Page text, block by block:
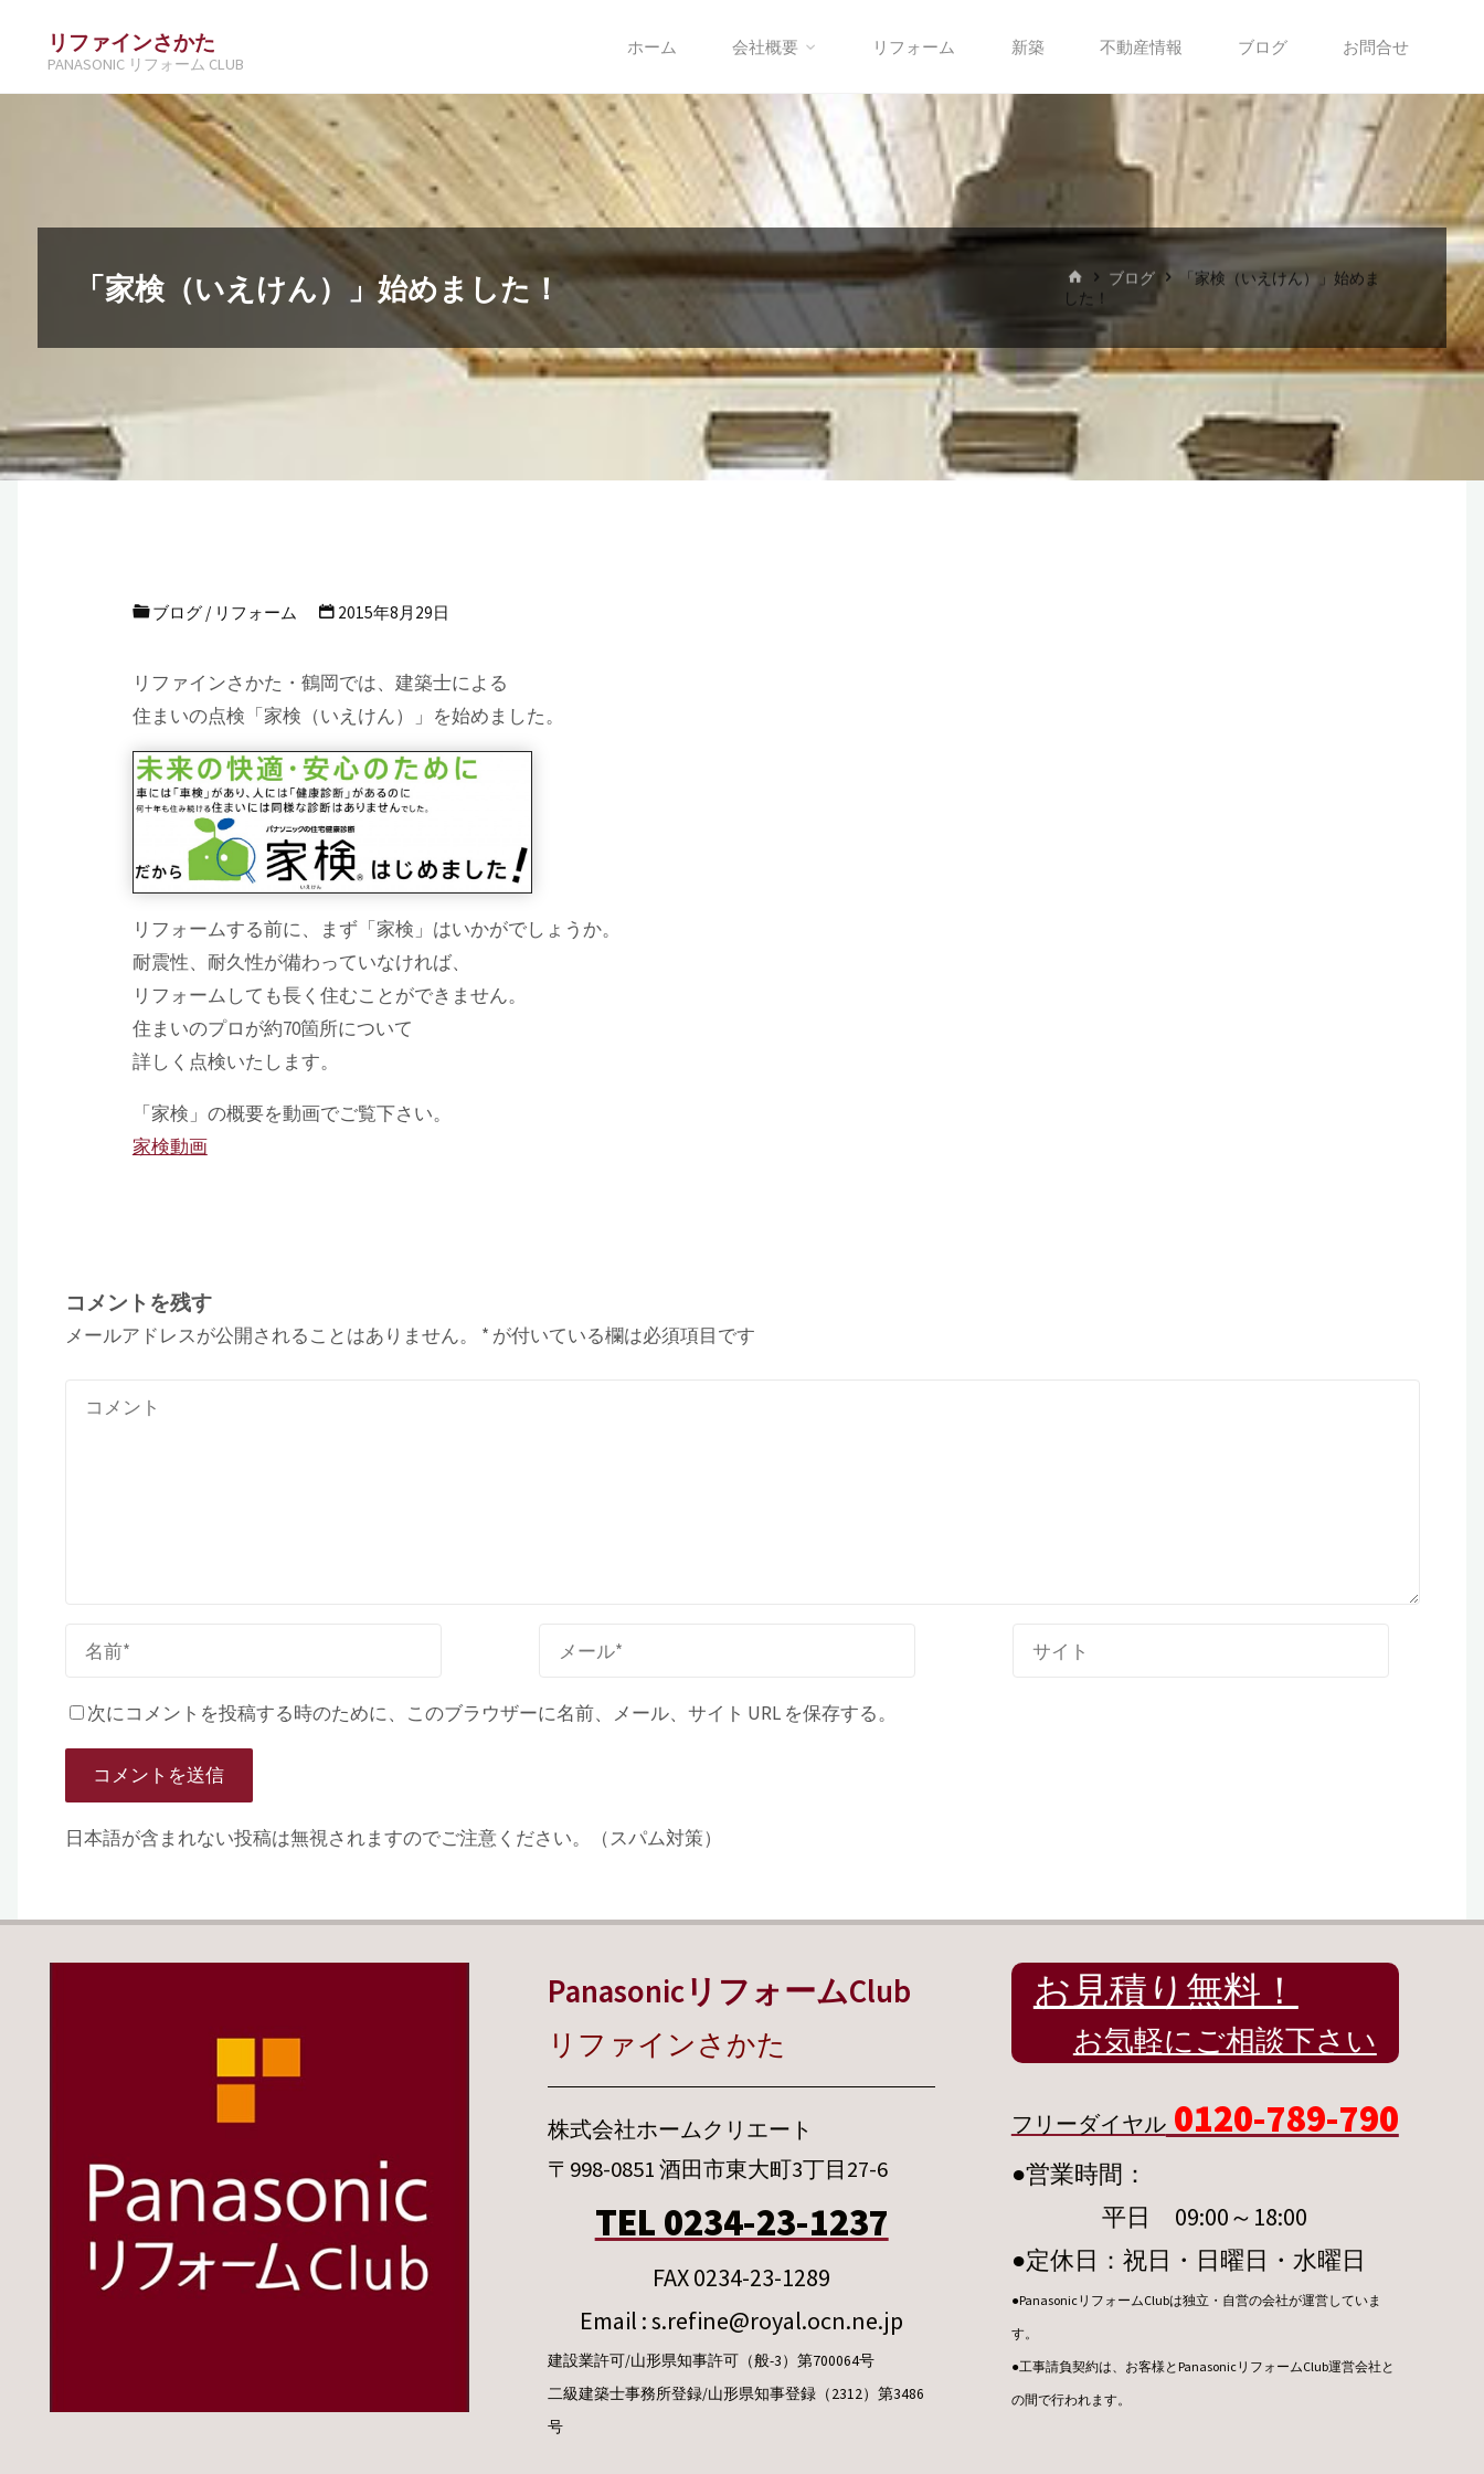
リファインさかた
PANASONIC リフォーム CLUB
ホーム 会社概要 リフォーム 新築 不動産情報 ブログ お問合せ
「家検（いえけん）」始めました！
ホ
ー
ム
ブログ
「家検（いえけん）」始めま
した！
ブログ / リフォーム 2015年8月29日
リファインさかた・鶴岡では、建築士による
住まいの点検「家検（いえけん）」を始めました。
リフォームする前に、まず「家検」はいかがでしょうか。
耐震性、耐久性が備わっていなければ、
リフォームしても長く住むことができません。
住まいのプロが約70箇所について
詳しく点検いたします。
「家検」の概要を動画でご覧下さい。
家検動画
コメントを残す
メールアドレスが公開されることはありません。 * が付いている欄は必須項目です
次にコメントを投稿する時のために、このブラウザーに名前、メール、サイト URL を保存する。
日本語が含まれない投稿は無視されますのでご注意ください。（スパム対策）
PanasonicリフォームClub
リファインさかた
株式会社ホームクリエート
〒998-0851 酒田市東大町3丁目27-6
TEL 0234-23-1237
FAX 0234-23-1289
Email : s.refine@royal.ocn.ne.jp
建設業許可/山形県知事許可（般-3）第700064号
二級建築士事務所登録/山形県知事登録（2312）第3486
号
お見積り無料！
お気軽にご相談下さい
フリーダイヤル0120-789-790
●営業時間：
平日 09:00～18:00
●定休日：祝日・日曜日・水曜日
●PanasonicリフォームClubは独立・自営の会社が運営していま
す。
●工事請負契約は、お客様とPanasonicリフォームClub運営会社と
の間で行われます。